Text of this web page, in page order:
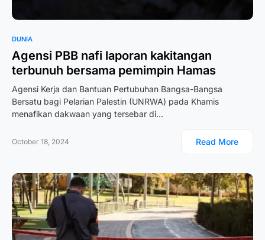
DUNIA
Agensi PBB nafi laporan kakitangan
terbunuh bersama pemimpin Hamas
Agensi Kerja dan Bantuan Pertubuhan Bangsa-Bangsa
Bersatu bagi Pelarian Palestin (UNRWA) pada Khamis
menafikan dakwaan yang tersebar di…
October 18, 2024 Read More